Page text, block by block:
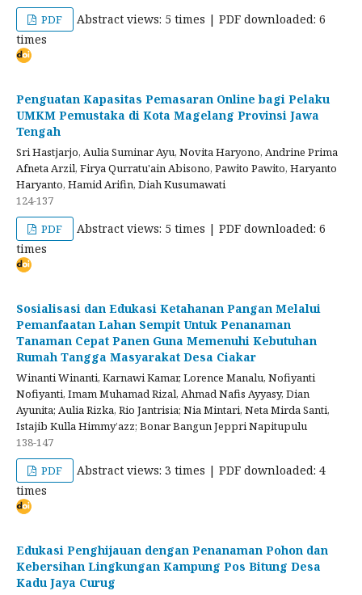
PDF
Abstract views: 5 times | PDF downloaded: 6
times
Penguatan Kapasitas Pemasaran Online bagi Pelaku
UMKM Pemustaka di Kota Magelang Provinsi Jawa
Tengah
Sri Hastjarjo, Aulia Suminar Ayu, Novita Haryono, Andrine Prima
Afneta Arzil, Firya Qurratu'ain Abisono, Pawito Pawito, Haryanto
Haryanto, Hamid Arifin, Diah Kusumawati
124-137
PDF
Abstract views: 5 times | PDF downloaded: 6
times
Sosialisasi dan Edukasi Ketahanan Pangan Melalui
Pemanfaatan Lahan Sempit Untuk Penanaman
Tanaman Cepat Panen Guna Memenuhi Kebutuhan
Rumah Tangga Masyarakat Desa Ciakar
Winanti Winanti, Karnawi Kamar, Lorence Manalu, Nofiyanti
Nofiyanti, Imam Muhamad Rizal, Ahmad Nafis Ayyasy, Dian
Ayunita; Aulia Rizka, Rio Jantrisia; Nia Mintari, Neta Mirda Santi,
Istajib Kulla Himmy’azz; Bonar Bangun Jeppri Napitupulu
138-147
PDF
Abstract views: 3 times | PDF downloaded: 4
times
Edukasi Penghijauan dengan Penanaman Pohon dan
Kebersihan Lingkungan Kampung Pos Bitung Desa
Kadu Jaya Curug